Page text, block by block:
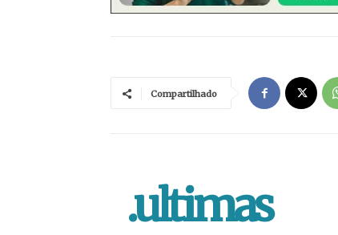
Compartilhado
.ultimas